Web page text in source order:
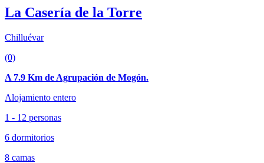
La Casería de la Torre
Chilluévar
(0)
A 7.9 Km de Agrupación de Mogón.
Alojamiento entero
1 - 12 personas
6 dormitorios
8 camas